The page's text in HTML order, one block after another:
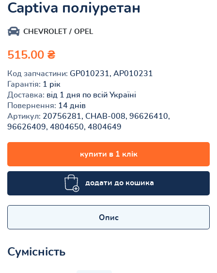
Captiva поліуретан
CHEVROLET OPEL
515.00 ₴
Код запчастини: GP010231, AP010231
Гарантія: 1 рік
Доставка: від 1 дня по всій Україні
Повернення: 14 днів
Артикул: 20756281, CHAB-008, 96626410,
96626409, 4804650, 4804649
купити в 1 клік
додати до кошика
Опис
Сумісність